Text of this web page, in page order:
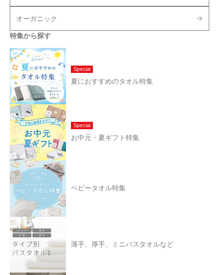
オーガニック
特集から探す
Special
夏におすすめのタオル特集
Special
お中元・夏ギフト特集
ベビータオル特集
薄手、厚手、ミニバスタオルなど